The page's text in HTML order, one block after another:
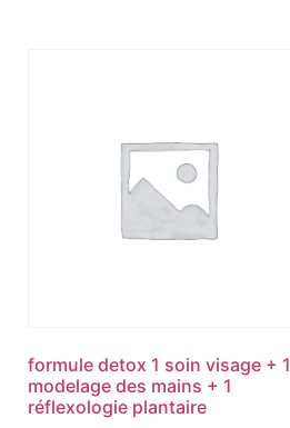
formule detox 1 soin visage + 1
modelage des mains + 1
réflexologie plantaire